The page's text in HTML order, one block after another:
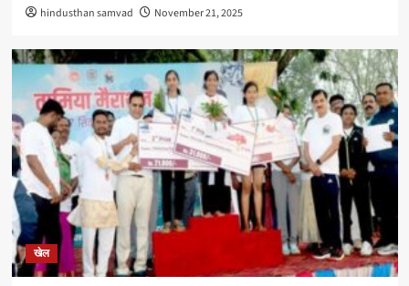
hindusthan samvad November 21, 2025
खेल